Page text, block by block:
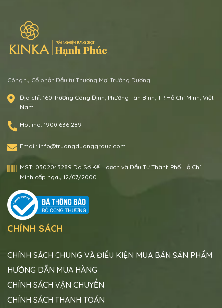
Công ty Cổ phần Đầu tư Thương Mại Trường Dương
Địa chỉ: 160 Trương Công Định, Phường Tân Bình, TP. Hồ Chí Minh, Việt
Nam
Hotline: 1900 636 289
Email: info@truongduonggroup.com
MST: 0302043289 Do Sở Kế Hoạch và Đầu Tư Thành Phố Hồ Chí
Minh cấp ngày 12/07/2000
CHÍNH SÁCH
CHÍNH SÁCH CHUNG VÀ ĐIỀU KIỆN MUA BÁN SẢN PHẨM
HƯỚNG DẪN MUA HÀNG
CHÍNH SÁCH VẬN CHUYỂN
CHÍNH SÁCH THANH TOÁN